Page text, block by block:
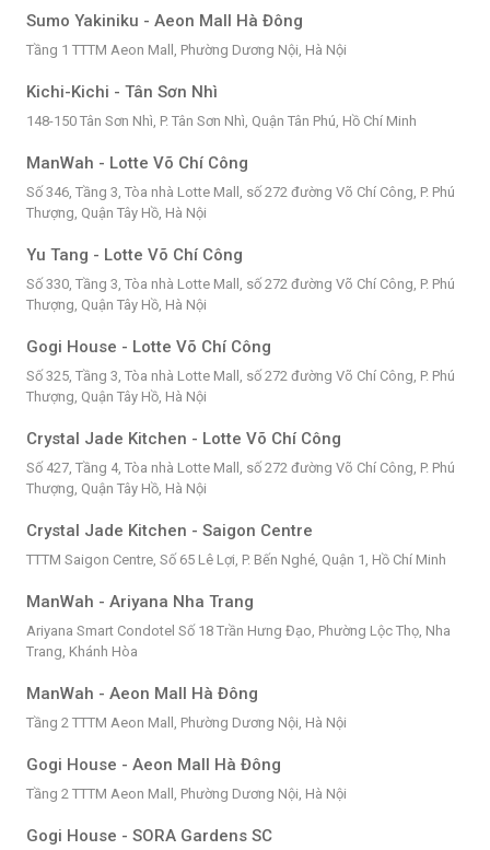
Sumo Yakiniku - Aeon Mall Hà Đông
Tầng 1 TTTM Aeon Mall, Phường Dương Nội, Hà Nội
Kichi-Kichi - Tân Sơn Nhì
148-150 Tân Sơn Nhì, P. Tân Sơn Nhì, Quận Tân Phú, Hồ Chí Minh
ManWah - Lotte Võ Chí Công
Số 346, Tầng 3, Tòa nhà Lotte Mall, số 272 đường Võ Chí Công, P. Phú
Thượng, Quận Tây Hồ, Hà Nội
Yu Tang - Lotte Võ Chí Công
Số 330, Tầng 3, Tòa nhà Lotte Mall, số 272 đường Võ Chí Công, P. Phú
Thượng, Quận Tây Hồ, Hà Nội
Gogi House - Lotte Võ Chí Công
Số 325, Tầng 3, Tòa nhà Lotte Mall, số 272 đường Võ Chí Công, P. Phú
Thượng, Quận Tây Hồ, Hà Nội
Crystal Jade Kitchen - Lotte Võ Chí Công
Số 427, Tầng 4, Tòa nhà Lotte Mall, số 272 đường Võ Chí Công, P. Phú
Thượng, Quận Tây Hồ, Hà Nội
Crystal Jade Kitchen - Saigon Centre
TTTM Saigon Centre, Số 65 Lê Lợi, P. Bến Nghé, Quận 1, Hồ Chí Minh
ManWah - Ariyana Nha Trang
Ariyana Smart Condotel Số 18 Trần Hưng Đạo, Phường Lộc Thọ, Nha
Trang, Khánh Hòa
ManWah - Aeon Mall Hà Đông
Tầng 2 TTTM Aeon Mall, Phường Dương Nội, Hà Nội
Gogi House - Aeon Mall Hà Đông
Tầng 2 TTTM Aeon Mall, Phường Dương Nội, Hà Nội
Gogi House - SORA Gardens SC